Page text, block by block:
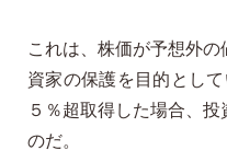
これは、株価が予想外
資家の保護を目的とし
５％超取得した場合、
のだ。